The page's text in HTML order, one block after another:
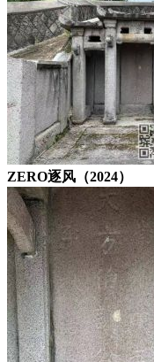
ZERO逐风（2024）